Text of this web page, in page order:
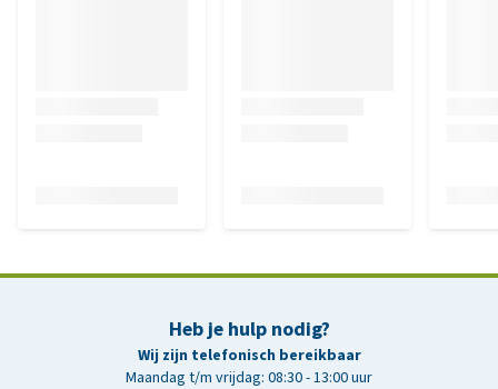
Heb je hulp nodig?
Wij zijn telefonisch bereikbaar
Maandag t/m vrijdag: 08:30 - 13:00 uur